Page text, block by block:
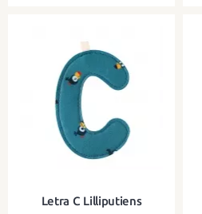
Uma bela carta de tecido para
pendurar
Letra C Lilliputiens